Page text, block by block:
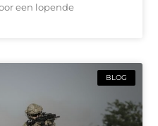
een lopende
BLOG